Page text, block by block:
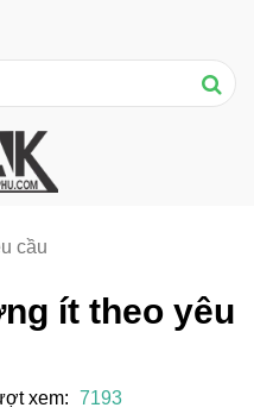
ít theo yêu
xem: 7193
cầu